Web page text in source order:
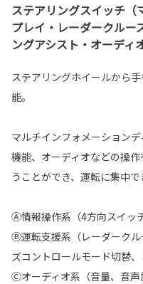
ステアリングスイッチ（
プレイ・レーダークルー
ングアシスト・オーディ
ステアリングホイールから
能。
マルチインフォメーション
機能、オーディオなどの操
うことができ、運転に集中で
Ⓐ情報操作系（4方向スイッチ
Ⓑ運転支援系（レーダーク
ズコントロールモード切替、
Ⓒオーディオ系（音量、音声